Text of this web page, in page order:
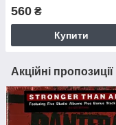
560 ₴
Купити
Акційні